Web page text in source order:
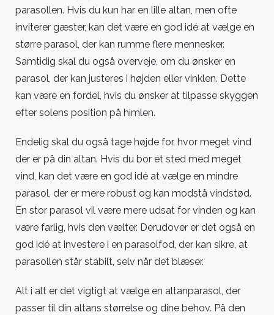
parasollen. Hvis du kun har en lille altan, men ofte
inviterer gæster, kan det være en god idé at vælge en
større parasol, der kan rumme flere mennesker.
Samtidig skal du også overveje, om du ønsker en
parasol, der kan justeres i højden eller vinklen. Dette
kan være en fordel, hvis du ønsker at tilpasse skyggen
efter solens position på himlen.
Endelig skal du også tage højde for, hvor meget vind
der er på din altan. Hvis du bor et sted med meget
vind, kan det være en god idé at vælge en mindre
parasol, der er mere robust og kan modstå vindstød.
En stor parasol vil være mere udsat for vinden og kan
være farlig, hvis den vælter. Derudover er det også en
god idé at investere i en parasolfod, der kan sikre, at
parasollen står stabilt, selv når det blæser.
Alt i alt er det vigtigt at vælge en altanparasol, der
passer til din altans størrelse og dine behov. På den